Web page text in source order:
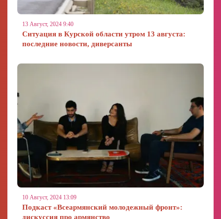
13 Август, 2024 9:40
Ситуация в Курской области утром 13 августа:
последние новости, диверсанты
10 Август, 2024 13:09
Подкаст «Всеармянский молодежный фронт»:
дискуссия про армянство